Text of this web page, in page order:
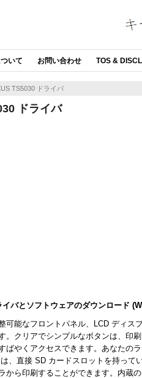
いて お問い合わせ TOS &
TS5030 ドライバ
ドライバ
バとソフトウェアのダウンロード
可能なフロントパネル、LCD ディス
。クリアでシンプルなボタンは、印
ばやくアクセスできます。あなたの
、直接 SD カードスロットを持って
から印刷することができます。内蔵